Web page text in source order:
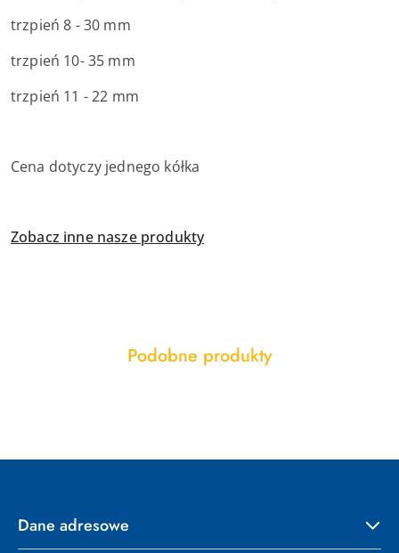
trzpień 8 - 30 mm
trzpień 10- 35 mm
trzpień 11 - 22 mm
Cena dotyczy jednego kółka
Zobacz inne nasze produkty
Pomiń karuzelę produktów
Produkty
Podobne produkty
Dane adresowe